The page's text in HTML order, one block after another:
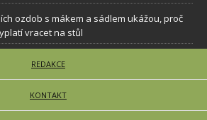
ozdob s mákem a sádlem ukážou, proč
vracet na stůl
REDAKCE
KONTAKT